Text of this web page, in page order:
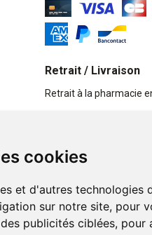
cookies
et d'autres technologies
sur notre site, pour
publicités ciblées, pour
Retrait / Livraison
Retrait à la pharmacie
Service professionnel et